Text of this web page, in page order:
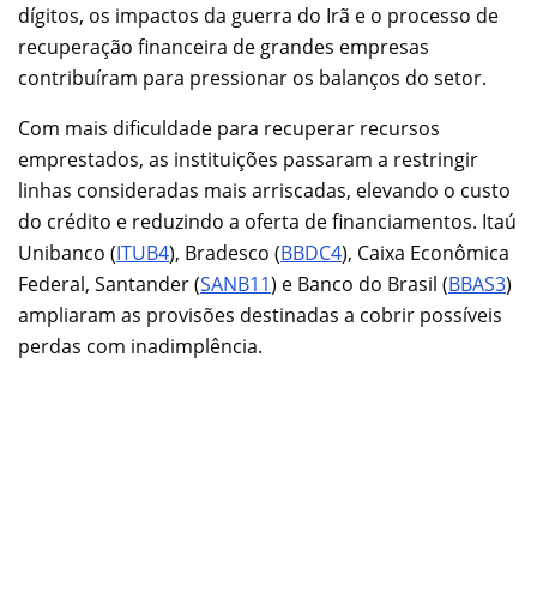
dígitos, os impactos da guerra do Irã e o processo de
recuperação financeira de grandes empresas
contribuíram para pressionar os balanços do setor.
Com mais dificuldade para recuperar recursos
emprestados, as instituições passaram a restringir
linhas consideradas mais arriscadas, elevando o custo
do crédito e reduzindo a oferta de financiamentos. Itaú
Unibanco (ITUB4), Bradesco (BBDC4), Caixa Econômica
Federal, Santander (SANB11) e Banco do Brasil (BBAS3)
ampliaram as provisões destinadas a cobrir possíveis
perdas com inadimplência.